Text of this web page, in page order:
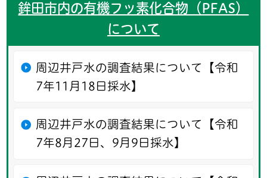
鉾田市内の有機フッ素化合物（PFAS）
について
周辺井戸水の調査結果について【令和
7年11月18日採水】
周辺井戸水の調査結果について【令和
7年8月27日、9月9日採水】